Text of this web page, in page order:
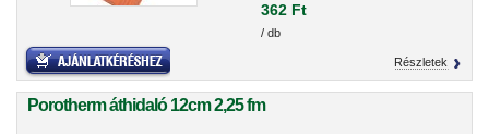
362 Ft
/ db
Részletek
Porotherm áthidaló 12cm 2,25 fm